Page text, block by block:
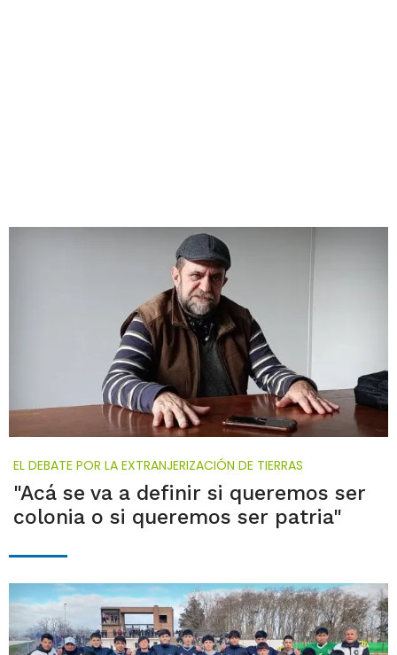
EL DEBATE POR LA EXTRANJERIZACIÓN DE TIERRAS
"Acá se va a definir si queremos ser
colonia o si queremos ser patria"